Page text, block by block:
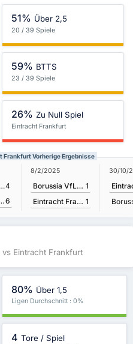
51% Über 2,5
20 / 39 Spiele
59% BTTS
23 / 39 Spiele
26% Zu Null Spiel
Eintracht Frankfurt
Frankfurt Vorherige Ergebnisse
Borussia VfL Monchengladbach4
Frankfurt6
8/2/2025
Borussia VfL Monchengladbach 1
Eintracht Frankfurt 1
30/10/
Eintracht Frankfurt
80% Über 1,5
Ligen Durchschnitt : 0%
4 Tore / Spiel